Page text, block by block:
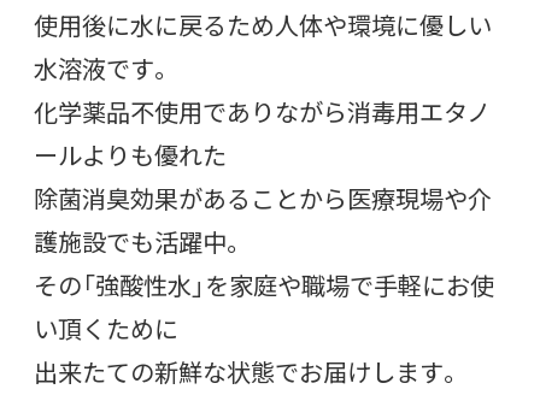
使用後に水に戻るため人体や環境に優しい
水溶液です。
化学薬品不使用でありながら消毒用エタノ
ールよりも優れた
除菌消臭効果があることから医療現場や介
護施設でも活躍中。
その「強酸性水」を家庭や職場で手軽にお使
い頂くために
出来たての新鮮な状態でお届けします。